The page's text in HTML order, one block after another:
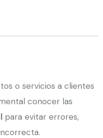
o servicios a clientes
conocer las
para evitar errores,